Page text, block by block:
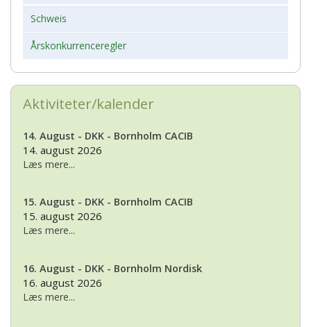
Schweis
Årskonkurrenceregler
Aktiviteter/kalender
14. August - DKK - Bornholm CACIB
14. august 2026
Læs mere...
15. August - DKK - Bornholm CACIB
15. august 2026
Læs mere...
16. August - DKK - Bornholm Nordisk
16. august 2026
Læs mere...